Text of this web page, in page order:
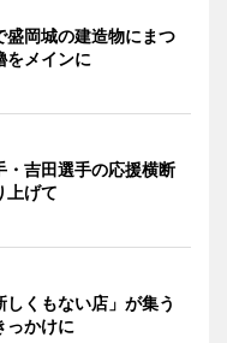
盛岡城の建造物にまつ
メインに
・吉田選手の応援横断
げて
くもない店」が集う
かけに